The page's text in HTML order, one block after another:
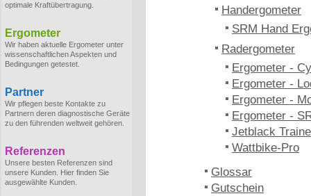
optimale Kraftübertragung.
Ergometer
Wir haben aktuelle Ergometer unter
wissenschaftlichen Aspekten und
Bedingungen getestet.
Partner
Wir pflegen beste Kontakte zu
Partnern deren diagnostische Geräte
zu den führenden weltweit gehören.
Referenzen
Unsere besten Referenzen sind
unsere Kunden. Hier finden Sie
ausgewählte Kunden.
Handergometer
SRM Hand
Radergometer
Ergometer -
Ergometer -
Ergometer -
Ergometer -
Jetblack
Wattbike-Pro
Glossar
Gutschein